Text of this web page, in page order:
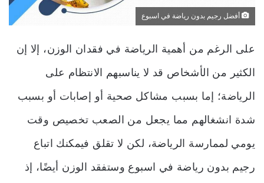
أفضل رجيم بدون رياضة في اسبوع
على الرغم من أهمية الرياضة في فقدان الوزن، إلا إن
الكثير من الأشخاص قد لا يناسبهم الانتظام على
الرياضة؛ إما بسبب مشاكل صحية أو إصابات أو بسبب
شدة انشغالهم مما يجعل من الصعب تخصيص وقت
يومي لممارسة الرياضة، لكن لا تقلق فيمكنك اتباع
رجيم بدون رياضة في اسبوع وستفقد الوزن أيضًا، إذ